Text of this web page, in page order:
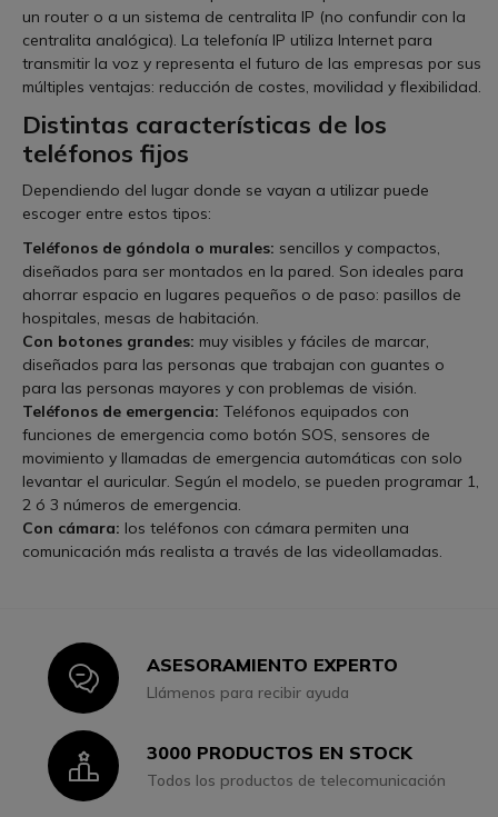
un router o a un sistema de centralita IP (no confundir con la
centralita analógica). La telefonía IP utiliza Internet para
transmitir la voz y representa el futuro de las empresas por sus
múltiples ventajas: reducción de costes, movilidad y flexibilidad.
Distintas características de los
teléfonos fijos
Dependiendo del lugar donde se vayan a utilizar puede
escoger entre estos tipos:
Teléfonos de góndola o murales: sencillos y compactos,
diseñados para ser montados en la pared. Son ideales para
ahorrar espacio en lugares pequeños o de paso: pasillos de
hospitales, mesas de habitación.
Con botones grandes: muy visibles y fáciles de marcar,
diseñados para las personas que trabajan con guantes o
para las personas mayores y con problemas de visión.
Teléfonos de emergencia: Teléfonos equipados con
funciones de emergencia como botón SOS, sensores de
movimiento y llamadas de emergencia automáticas con solo
levantar el auricular. Según el modelo, se pueden programar 1,
2 ó 3 números de emergencia.
Con cámara: los teléfonos con cámara permiten una
comunicación más realista a través de las videollamadas.
IconASESORAMIENTO EXPERTO
Llámenos para recibir ayuda
Icon3000 PRODUCTOS EN STOCK
Todos los productos de telecomunicación